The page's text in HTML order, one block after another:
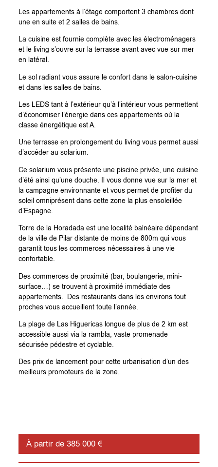
Les appartements à l’étage comportent 3 chambres dont
une en suite et 2 salles de bains.
La cuisine est fournie complète avec les électroménagers
et le living s’ouvre sur la terrasse avant avec vue sur mer
en latéral.
Le sol radiant vous assure le confort dans le salon-cuisine
et dans les salles de bains.
Les LEDS tant à l’extérieur qu’à l’intérieur vous permettent
d’économiser l’énergie dans ces appartements où la
classe énergétique est A.
Une terrasse en prolongement du living vous permet aussi
d’accéder au solarium.
Ce solarium vous présente une piscine privée, une cuisine
d’été ainsi qu’une douche. Il vous donne vue sur la mer et
la campagne environnante et vous permet de profiter du
soleil omniprésent dans cette zone la plus ensoleillée
d’Espagne.
Torre de la Horadada est une localité balnéaire dépendant
de la ville de Pilar distante de moins de 800m qui vous
garantit tous les commerces nécessaires à une vie
confortable.
Des commerces de proximité (bar, boulangerie, mini-
surface…) se trouvent à proximité immédiate des
appartements. Des restaurants dans les environs tout
proches vous accueillent toute l’année.
La plage de Las Higuericas longue de plus de 2 km est
accessible aussi via la rambla, vaste promenade
sécurisée pédestre et cyclable.
Des prix de lancement pour cette urbanisation d’un des
meilleurs promoteurs de la zone.
À partir de 385 000 €